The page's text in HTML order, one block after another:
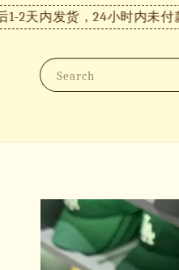
天内发货，24小时内未付款
Search